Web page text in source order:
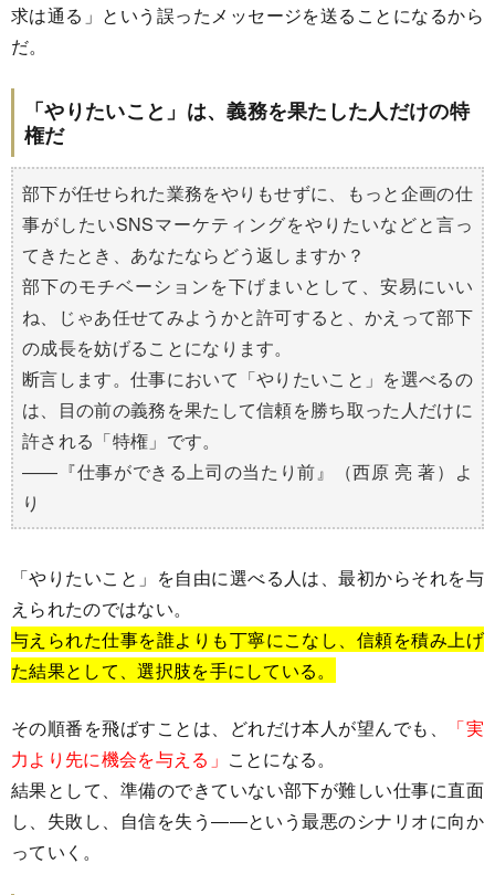
求は通る」という誤ったメッセージを送ることになるから
だ。
「やりたいこと」は、義務を果たした人だけの特
権だ
部下が任せられた業務をやりもせずに、もっと企画の仕
事がしたいSNSマーケティングをやりたいなどと言っ
てきたとき、あなたならどう返しますか？
部下のモチベーションを下げまいとして、安易にいい
ね、じゃあ任せてみようかと許可すると、かえって部下
の成長を妨げることになります。
断言します。仕事において「やりたいこと」を選べるの
は、目の前の義務を果たして信頼を勝ち取った人だけに
許される「特権」です。
――『仕事ができる上司の当たり前』（西原 亮 著）よ
り
「やりたいこと」を自由に選べる人は、最初からそれを与
えられたのではない。
与えられた仕事を誰よりも丁寧にこなし、信頼を積み上げ
た結果として、選択肢を手にしている。
その順番を飛ばすことは、どれだけ本人が望んでも、
「実
力より先に機会を与える」 ことになる。
結果として、準備のできていない部下が難しい仕事に直面
し、失敗し、自信を失う――という最悪のシナリオに向か
っていく。